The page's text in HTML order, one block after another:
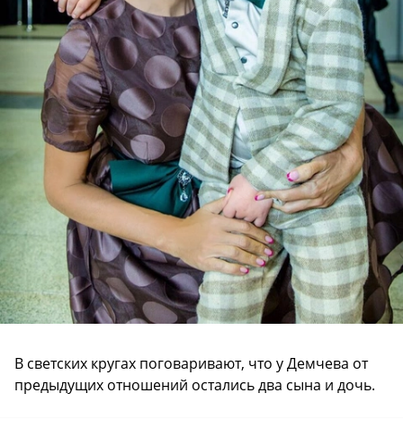
В светских кругах поговаривают, что у Демчева от
предыдущих отношений остались два сына и дочь.